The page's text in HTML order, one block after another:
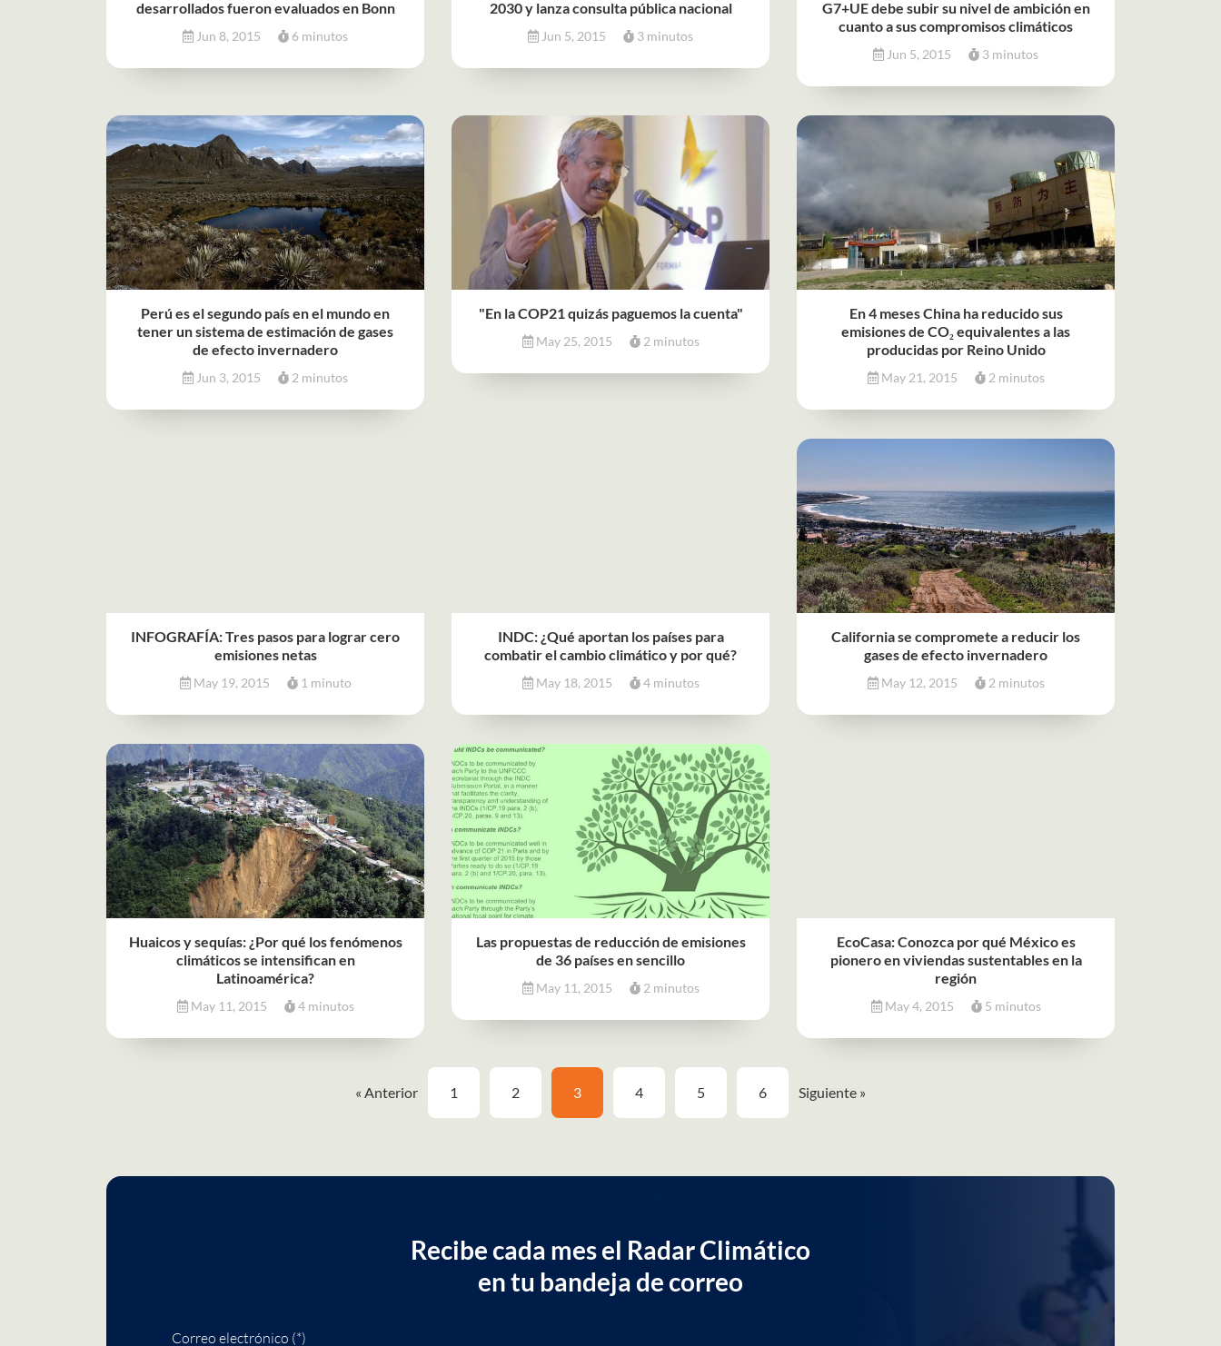
desarrollados fueron evaluados en Bonn
Jun 8, 2015 6 minutos
2030 y lanza consulta pública nacional
Jun 5, 2015 3 minutos
G7+UE debe subir su nivel de ambición en
cuanto a sus compromisos climáticos
Jun 5, 2015 3 minutos
Perú es el segundo país en el mundo en
tener un sistema de estimación de gases
de efecto invernadero
Jun 3, 2015 2 minutos
"En la COP21 quizás paguemos la cuenta"
May 25, 2015 2 minutos
En 4 meses China ha reducido sus
emisiones de CO₂ equivalentes a las
producidas por Reino Unido
May 21, 2015 2 minutos
INFOGRAFÍA: Tres pasos para lograr cero
emisiones netas
May 19, 2015 1 minuto
INDC: ¿Qué aportan los países para
combatir el cambio climático y por qué?
May 18, 2015 4 minutos
California se compromete a reducir los
gases de efecto invernadero
May 12, 2015 2 minutos
Huaicos y sequías: ¿Por qué los fenómenos
climáticos se intensifican en
Latinoamérica?
May 11, 2015 4 minutos
Las propuestas de reducción de emisiones
de 36 países en sencillo
May 11, 2015 2 minutos
EcoCasa: Conozca por qué México es
pionero en viviendas sustentables en la
región
May 4, 2015 5 minutos
« Anterior 1 2 3 4 5 6 Siguiente »
Recibe cada mes el Radar Climático
en tu bandeja de correo
Correo electrónico (*)